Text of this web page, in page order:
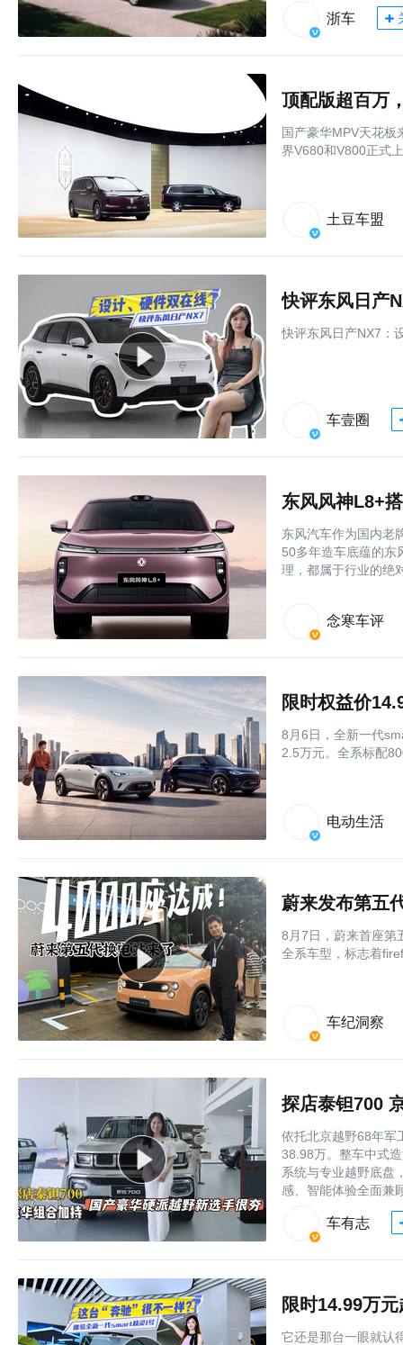
浙车
顶配版超百万
国产豪华MPV天花
界V680和V800正式
土豆车盟
快评东风日产
快评东风日产NX7：
车壹圈
东风汽车作为国内老
50多年造车底蕴的东
理，都属于行业的绝
念寒车评
限时权益价
8月6日，全新一代
2.5万元。全系标配
电动生活
蔚来发布第五
8月7日，蔚来首座第
全系车型，标志着
车纪洞察
探店泰钽700
依托北京越野68年军
38.98万。整车中式
系统与专业越野底盘
感、智能体验全面兼
车有志
它还是那台一眼就认